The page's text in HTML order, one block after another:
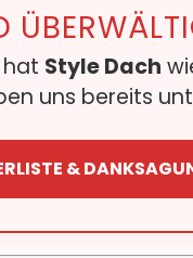
hat Style Dach
uns bereits
&